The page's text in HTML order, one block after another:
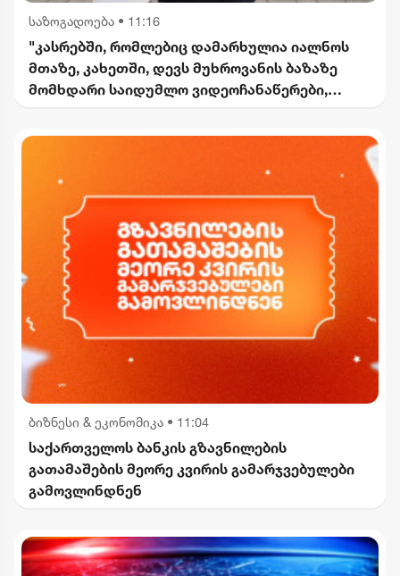
საზოგადოება • 11:16
"კასრებში, რომლებიც დამარხულია იალნოს
მთაზე, კახეთში, დევს მუხროვანის ბაზაზე
მომხდარი საიდუმლო ვიდეოჩანაწერები,
ბიზნესი & ეკონომიკა • 11:04
საქართველოს ბანკის გზავნილების
გათამაშების მეორე კვირის გამარჯვებულები
გამოვლინდნენ